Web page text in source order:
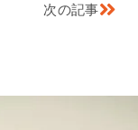
次の記事